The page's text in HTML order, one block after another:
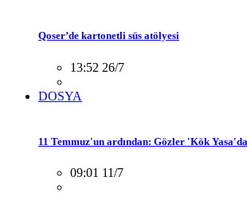
Qoser’de kartonetli süs atölyesi
13:52 26/7
DOSYA
11 Temmuz'un ardından: Gözler 'Kök
09:01 11/7